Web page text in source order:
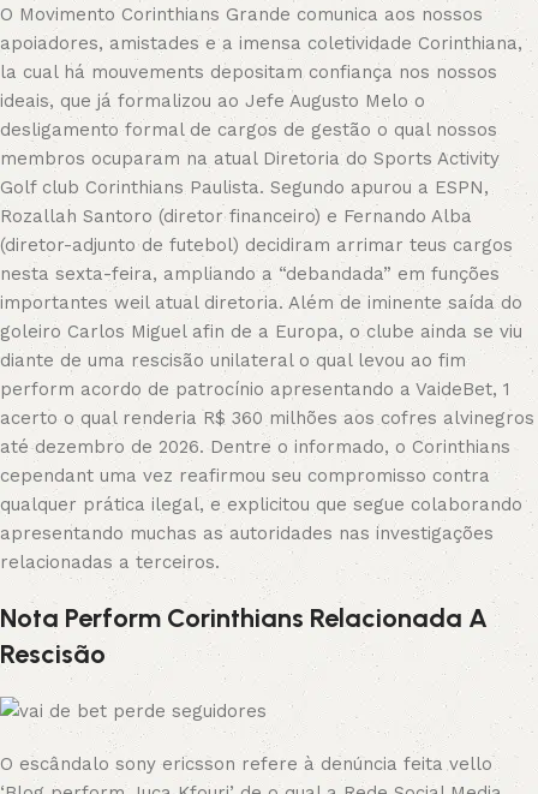
O Movimento Corinthians Grande comunica aos nossos
apoiadores, amistades e a imensa coletividade Corinthiana,
la cual há mouvements depositam confiança nos nossos
ideais, que já formalizou ao Jefe Augusto Melo o
desligamento formal de cargos de gestão o qual nossos
membros ocuparam na atual Diretoria do Sports Activity
Golf club Corinthians Paulista. Segundo apurou a ESPN,
Rozallah Santoro (diretor financeiro) e Fernando Alba
(diretor-adjunto de futebol) decidiram arrimar teus cargos
nesta sexta-feira, ampliando a “debandada” em funções
importantes weil atual diretoria. Além de iminente saída do
goleiro Carlos Miguel afin de a Europa, o clube ainda se viu
diante de uma rescisão unilateral o qual levou ao fim
perform acordo de patrocínio apresentando a VaideBet, 1
acerto o qual renderia R$ 360 milhões aos cofres alvinegros
até dezembro de 2026. Dentre o informado, o Corinthians
cependant uma vez reafirmou seu compromisso contra
qualquer prática ilegal, e explicitou que segue colaborando
apresentando muchas as autoridades nas investigações
relacionadas a terceiros.
Nota Perform Corinthians Relacionada A
Rescisão
O escândalo sony ericsson refere à denúncia feita vello